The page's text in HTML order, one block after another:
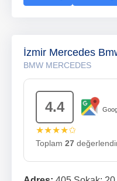
İzmir Mercedes
BMW MERCEDES
4.4
★★★★✩
Toplam 27